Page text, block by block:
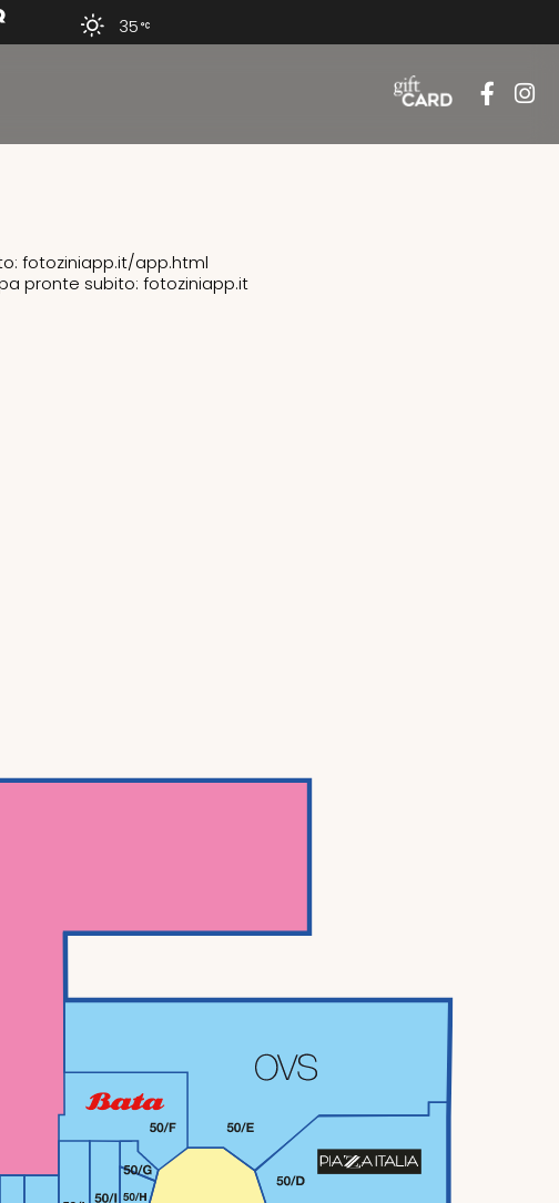
35
fotoziniapp.it/app.html
pronte subito: fotoziniapp.it